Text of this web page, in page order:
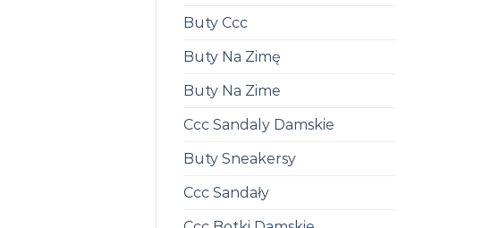
Buty Ccc
Buty Na Zimę
Buty Na Zime
Ccc Sandaly Damskie
Buty Sneakersy
Ccc Sandały